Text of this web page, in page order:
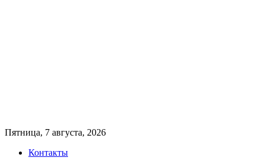
Пятница, 7 августа, 2026
Контакты